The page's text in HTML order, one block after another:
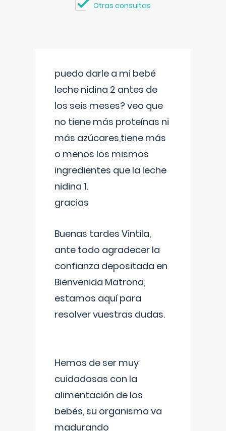
Otras consultas
puedo darle a mi bebé
leche nidina 2 antes de
los seis meses? veo que
no tiene más proteínas ni
más azúcares,tiene más
o menos los mismos
ingredientes que la leche
nidina 1.
gracias
Buenas tardes Vintila,
ante todo agradecer la
confianza depositada en
Bienvenida Matrona,
estamos aquí para
resolver vuestras dudas.
Hemos de ser muy
cuidadosas con la
alimentación de los
bebés, su organismo va
madurando